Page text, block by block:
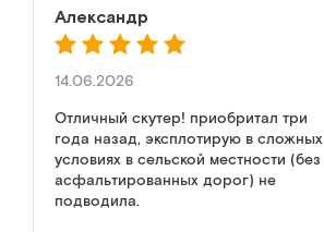
Александр
14.06.2026
Отличный скутер! приобритал три
года назад, эксплотирую в сложных
условиях в сельской местности (без
асфальтированных дорог) не
подводила.